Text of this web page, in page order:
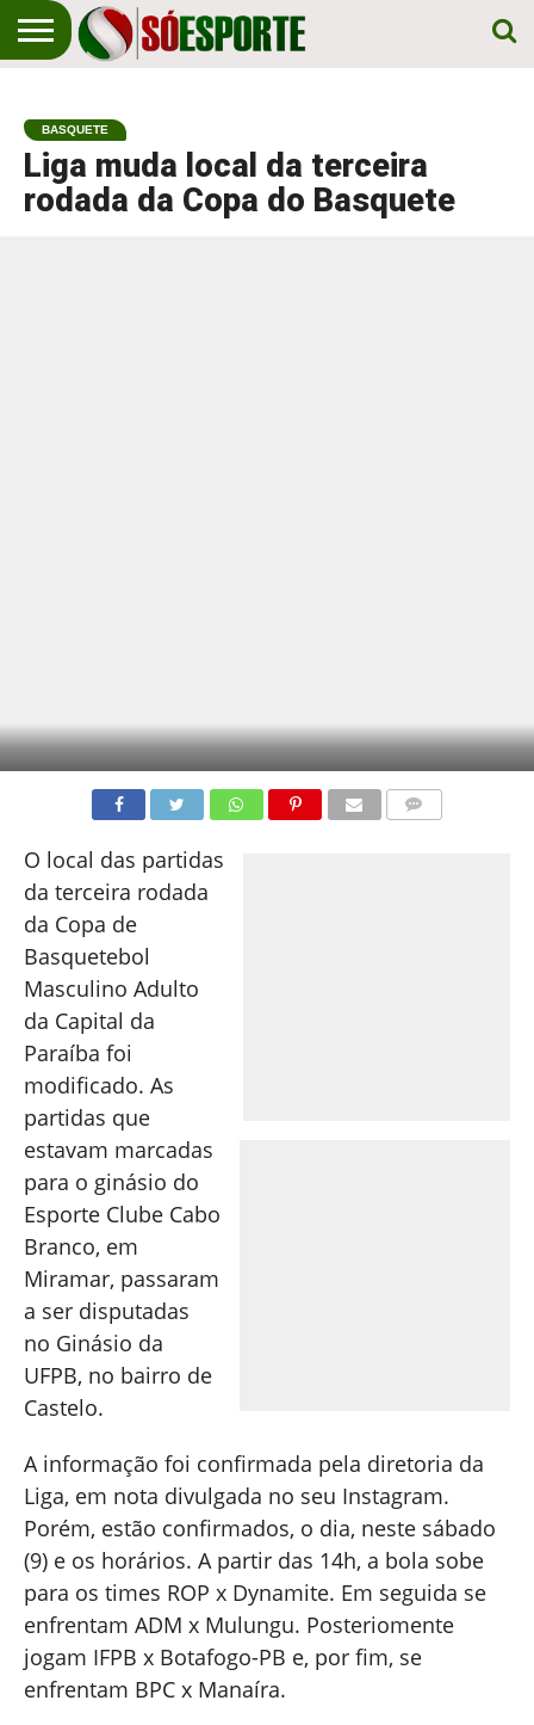
EM
PRIMEIRO
LUGAR!
ESPORTE
BASQUETE
Liga muda local da terceira
rodada da Copa do Basquete
O local das partidas
da terceira rodada
da Copa de
Basquetebol
Masculino Adulto
da Capital da
Paraíba foi
modificado. As
partidas que
estavam marcadas
para o ginásio do
Esporte Clube Cabo
Branco, em
Miramar, passaram
a ser disputadas
no Ginásio da
UFPB, no bairro de
Castelo.
A informação foi confirmada pela diretoria da
Liga, em nota divulgada no seu Instagram.
Porém, estão confirmados, o dia, neste sábado
(9) e os horários. A partir das 14h, a bola sobe
para os times ROP x Dynamite. Em seguida se
enfrentam ADM x Mulungu. Posteriomente
jogam IFPB x Botafogo-PB e, por fim, se
enfrentam BPC x Manaíra.